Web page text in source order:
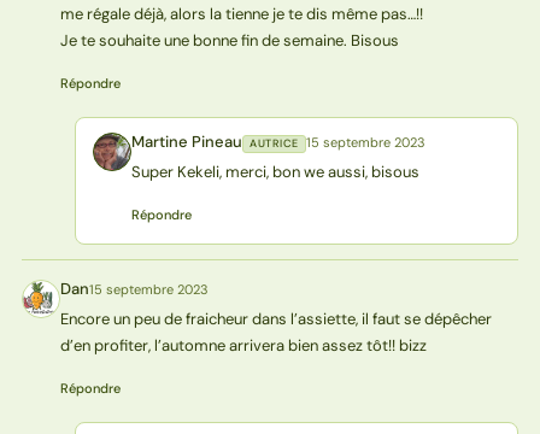
me régale déjà, alors la tienne je te dis même pas…!!
Je te souhaite une bonne fin de semaine. Bisous
Répondre
MP Martine Pineau AUTRICE 15 septembre 2023
Super Kekeli, merci, bon we aussi, bisous
Répondre
D Dan15 septembre 2023
Encore un peu de fraicheur dans l’assiette, il faut se dépêcher
d’en profiter, l’automne arrivera bien assez tôt!! bizz
Répondre